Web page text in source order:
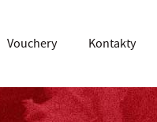
Vouchery Kontakty